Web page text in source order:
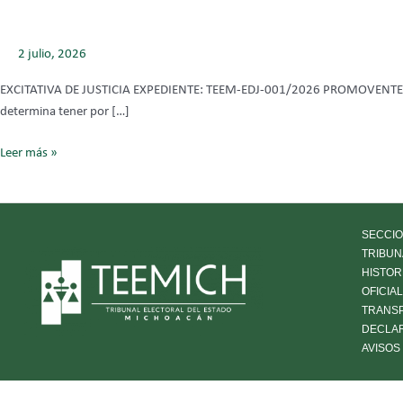
2 julio, 2026
EXCITATIVA DE JUSTICIA EXPEDIENTE: TEEM-EDJ-001/2026
determina tener por […]
Leer más »